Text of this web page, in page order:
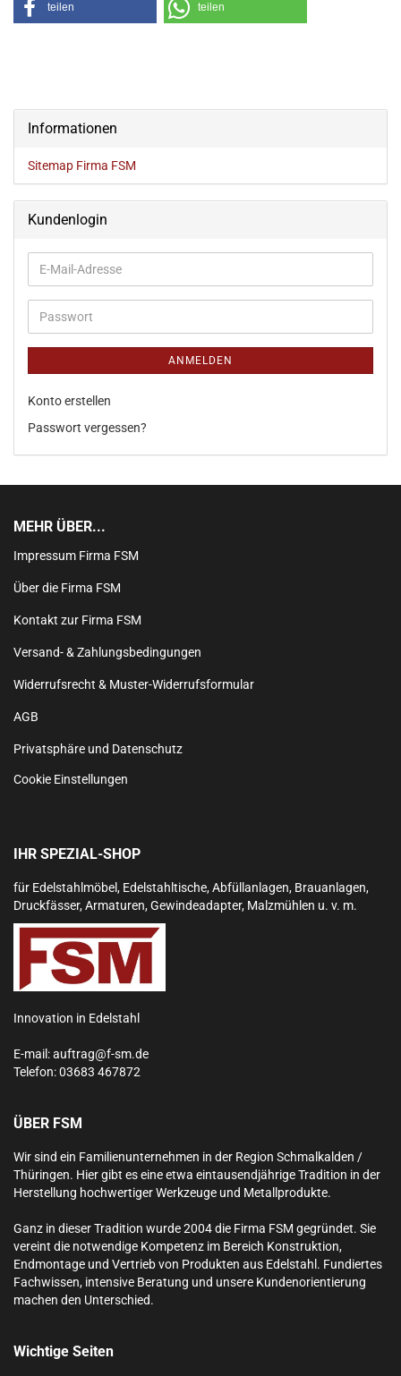
teilen teilen
Informationen
Sitemap Firma FSM
Kundenlogin
ANMELDEN
Konto erstellen
Passwort vergessen?
MEHR ÜBER...
Impressum Firma FSM
Über die Firma FSM
Kontakt zur Firma FSM
Versand- & Zahlungsbedingungen
Widerrufsrecht & Muster-Widerrufsformular
AGB
Privatsphäre und Datenschutz
Cookie Einstellungen
IHR SPEZIAL-SHOP
für Edelstahlmöbel, Edelstahltische, Abfüllanlagen, Brauanlagen,
Druckfässer, Armaturen, Gewindeadapter, Malzmühlen u. v. m.
Innovation in Edelstahl
E-mail:auftrag@f-sm.de
Telefon:03683 467872
ÜBER FSM
Wir sind ein Familienunternehmen in der Region Schmalkalden /
Thüringen. Hier gibt es eine etwa eintausendjährige Tradition in der
Herstellung hochwertiger Werkzeuge und Metallprodukte.
Ganz in dieser Tradition wurde 2004 die Firma FSM gegründet. Sie
vereint die notwendige Kompetenz im Bereich Konstruktion,
Endmontage und Vertrieb von Produkten aus Edelstahl. Fundiertes
Fachwissen, intensive Beratung und unsere Kundenorientierung
machen den Unterschied.
Wichtige Seiten